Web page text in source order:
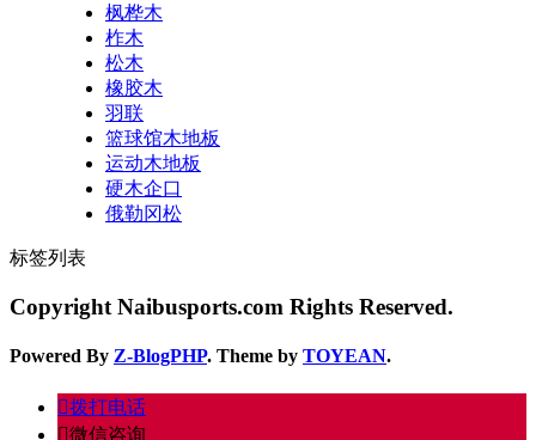
枫桦木
柞木
松木
橡胶木
羽联
篮球馆木地板
运动木地板
硬木企口
俄勒冈松
标签列表
Copyright Naibusports.com Rights Reserved.
Powered By Z-BlogPHP. Theme by TOYEAN.
󦁁拨打电话
󦘑微信咨询